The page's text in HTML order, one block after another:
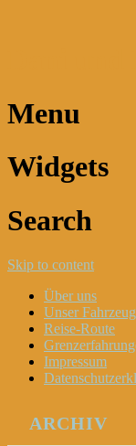
Menu
Widgets
Search
Skip to content
Über uns
Unser Fahrzeug
Reise-Route
Impressum
ARCHIV